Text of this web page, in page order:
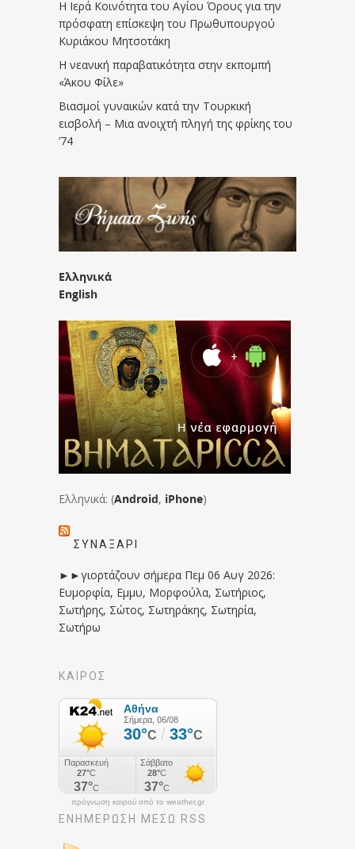
Η Ιερά Κοινότητα του Αγίου Όρους για την
πρόσφατη επίσκεψη του Πρωθυπουργού
Κυριάκου Μητσοτάκη
Η νεανική παραβατικότητα στην εκπομπή
«Άκου Φίλε»
Βιασμοί γυναικών κατά την Τουρκική
εισβολή – Μια ανοιχτή πληγή της φρίκης του
’74
Ελληνικά
English
Ελληνικά: (Android, iPhone)
ΣΥΝΑΞΆΡΙ
►►γιορτάζουν σήμερα Πεμ 06 Αυγ 2026:
Ευμορφία, Εμμυ, Μορφούλα, Σωτήριος,
Σωτήρης, Σώτος, Σωτηράκης, Σωτηρία,
Σωτήρω
ΚΑΙΡΟΣ
πρόγνωση καιρού από το weather.gr
ΕΝΗΜΈΡΩΣΉ ΜΕΣΩ RSS